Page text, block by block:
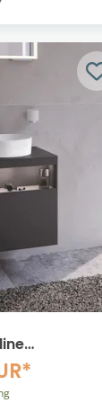
65 cm,
mit LED-